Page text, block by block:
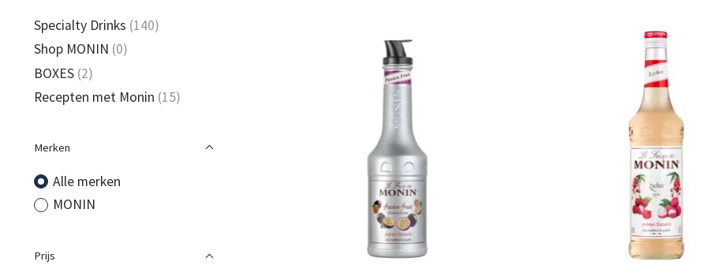
Specialty Drinks (140)
Shop MONIN (0)
BOXES (2)
Recepten met Monin (15)
Merken
Alle merken
MONIN
Prijs